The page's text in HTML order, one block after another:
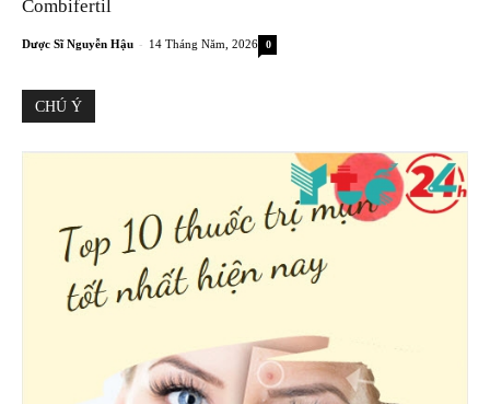
Combifertil
Dược Sĩ Nguyễn Hậu - 14 Tháng Năm, 2026 0
CHÚ Ý